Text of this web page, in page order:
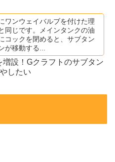
ワンウェイバルブを付けた理
同じです。メインタンクの油
コックを閉めると、サブタン
が移動する...
設！Gクラフトのサブタン
したい